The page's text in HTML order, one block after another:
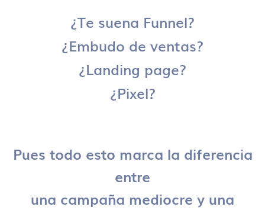
¿Te suena Funnel?
¿Embudo de ventas?
¿Landing page?
¿Pixel?
Pues todo esto marca la diferencia
entre
una campaña mediocre y una